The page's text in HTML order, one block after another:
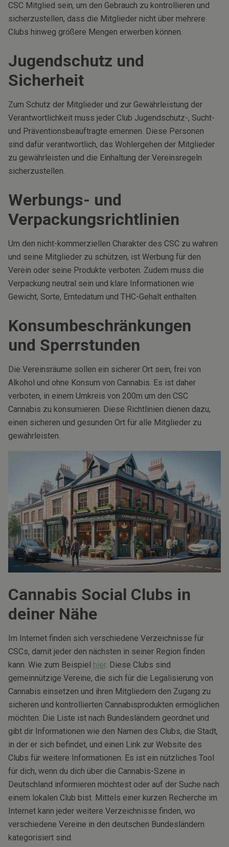
CSC Mitglied sein, um den Gebrauch zu kontrollieren und
sicherzustellen, dass die Mitglieder nicht über mehrere
Clubs hinweg größere Mengen erwerben können.
Jugendschutz und
Sicherheit
Zum Schutz der Mitglieder und zur Gewährleistung der
Verantwortlichkeit muss jeder Club Jugendschutz-, Sucht-
und Präventionsbeauftragte ernennen. Diese Personen
sind dafür verantwortlich, das Wohlergehen der Mitglieder
zu gewährleisten und die Einhaltung der Vereinsregeln
sicherzustellen.
Werbungs- und
Verpackungsrichtlinien
Um den nicht-kommerziellen Charakter des CSC zu wahren
und seine Mitglieder zu schützen, ist Werbung für den
Verein oder seine Produkte verboten. Zudem muss die
Verpackung neutral sein und klare Informationen wie
Gewicht, Sorte, Erntedatum und THC-Gehalt enthalten.
Konsumbeschränkungen
und Sperrstunden
Die Vereinsräume sollen ein sicherer Ort sein, frei von
Alkohol und ohne Konsum von Cannabis. Es ist daher
verboten, in einem Umkreis von 200m um den CSC
Cannabis zu konsumieren. Diese Richtlinien dienen dazu,
einen sicheren und gesunden Ort für alle Mitglieder zu
gewährleisten.
Cannabis Social Clubs in
deiner Nähe
Im Internet finden sich verschiedene Verzeichnisse für
CSCs, damit jeder den nächsten in seiner Region finden
kann. Wie zum Beispiel hier. Diese Clubs sind
gemeinnützige Vereine, die sich für die Legalisierung von
Cannabis einsetzen und ihren Mitgliedern den Zugang zu
sicheren und kontrollierten Cannabisprodukten ermöglichen
möchten. Die Liste ist nach Bundesländern geordnet und
gibt dir Informationen wie den Namen des Clubs, die Stadt,
in der er sich befindet, und einen Link zur Website des
Clubs für weitere Informationen. Es ist ein nützliches Tool
für dich, wenn du dich über die Cannabis-Szene in
Deutschland informieren möchtest oder auf der Suche nach
einem lokalen Club bist. Mittels einer kurzen Recherche im
Internet kann jeder weitere Verzeichnisse finden, wo
verschiedene Vereine in den deutschen Bundesländern
kategorisiert sind.